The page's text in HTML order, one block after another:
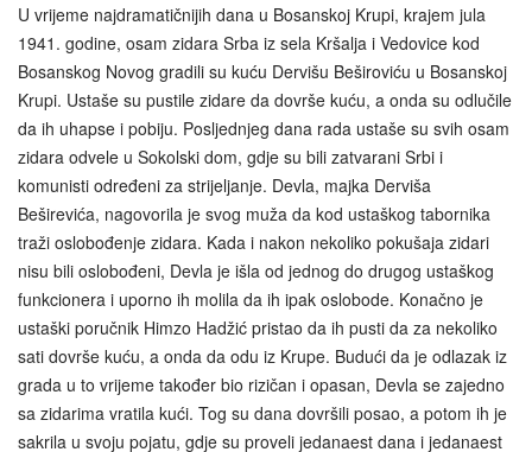
U vrijeme najdramatičnijih dana u Bosanskoj Krupi, krajem jula
1941. godine, osam zidara Srba iz sela Kršalja i Vedovice kod
Bosanskog Novog gradili su kuću Dervišu Beširoviću u Bosanskoj
Krupi. Ustaše su pustile zidare da dovrše kuću, a onda su odlučile
da ih uhapse i pobiju. Posljednjeg dana rada ustaše su svih osam
zidara odvele u Sokolski dom, gdje su bili zatvarani Srbi i
komunisti određeni za strijeljanje. Devla, majka Derviša
Beširevića, nagovorila je svog muža da kod ustaškog tabornika
traži oslobođenje zidara. Kada i nakon nekoliko pokušaja zidari
nisu bili oslobođeni, Devla je išla od jednog do drugog ustaškog
funkcionera i uporno ih molila da ih ipak oslobode. Konačno je
ustaški poručnik Himzo Hadžić pristao da ih pusti da za nekoliko
sati dovrše kuću, a onda da odu iz Krupe. Budući da je odlazak iz
grada u to vrijeme također bio rizičan i opasan, Devla se zajedno
sa zidarima vratila kući. Tog su dana dovršili posao, a potom ih je
sakrila u svoju pojatu, gdje su proveli jedanaest dana i jedanaest